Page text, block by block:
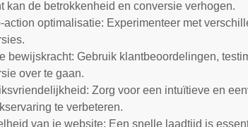
kan de betrokkenheid en conversie verhogen.
action optimalisatie: Experimenteer met
bewijskracht: Gebruik klantbeoordelingen,
over te gaan.
Zorg voor een intuïtieve en
te verbeteren.
van je website: Een snelle laadtijd is